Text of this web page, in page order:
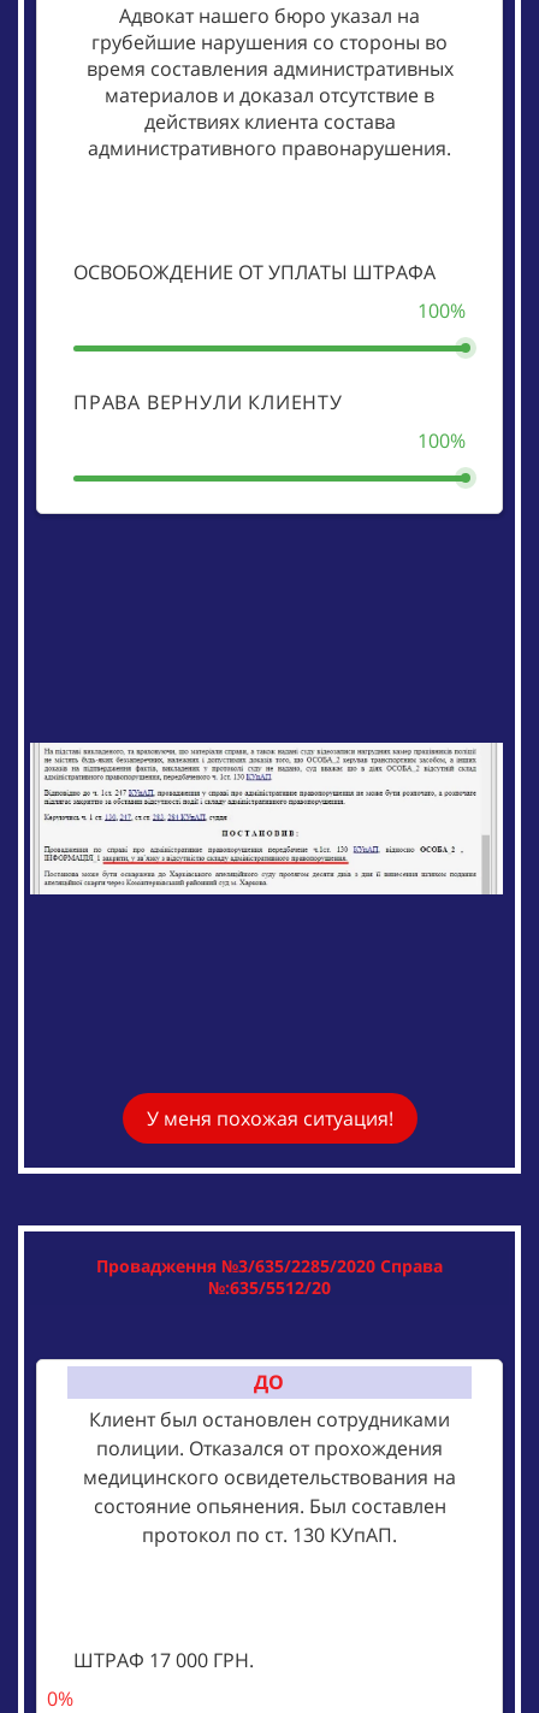
Адвокат нашего бюро указал на
грубейшие нарушения со стороны во
время составления административных
материалов и доказал отсутствие в
действиях клиента состава
административного правонарушения.
ОСВОБОЖДЕНИЕ ОТ УПЛАТЫ ШТРАФА
100%
ПРАВА ВЕРНУЛИ КЛИЕНТУ
100%
У меня похожая ситуация!
Провадження №3/635/2285/2020 Справа
№:635/5512/20
ДО
Клиент был остановлен сотрудниками
полиции. Отказался от прохождения
медицинского освидетельствования на
состояние опьянения. Был составлен
протокол по ст. 130 КУпАП.
ШТРАФ 17 000 ГРН.
0%